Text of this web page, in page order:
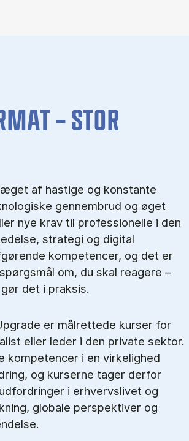
– STOR
af hastige og konstante
gennembrud og øget
nye krav til professionelle i den
strategi og digital
kompetencer, og det er
om, du skal reagere –
det i praksis.
er målrettede kurser for
eller leder i den private sektor.
kompetencer i en virkelighed
og kurserne tager derfor
i erhvervslivet og
globale perspektiver og